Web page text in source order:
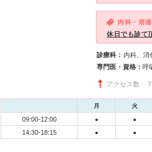
内科・溶
休日でも診て
診療科： 内科、消
専門医・資格：
アクセス数 7
月 火
09:00-12:00 ● ●
14:30-18:15 ● ●